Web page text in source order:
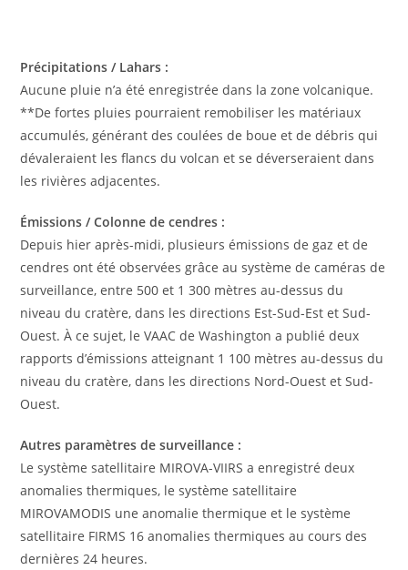
Précipitations / Lahars :
Aucune pluie n’a été enregistrée dans la zone volcanique.
**De fortes pluies pourraient remobiliser les matériaux
accumulés, générant des coulées de boue et de débris qui
dévaleraient les flancs du volcan et se déverseraient dans
les rivières adjacentes.
Émissions / Colonne de cendres :
Depuis hier après-midi, plusieurs émissions de gaz et de
cendres ont été observées grâce au système de caméras de
surveillance, entre 500 et 1 300 mètres au-dessus du
niveau du cratère, dans les directions Est-Sud-Est et Sud-
Ouest. À ce sujet, le VAAC de Washington a publié deux
rapports d’émissions atteignant 1 100 mètres au-dessus du
niveau du cratère, dans les directions Nord-Ouest et Sud-
Ouest.
Autres paramètres de surveillance :
Le système satellitaire MIROVA-VIIRS a enregistré deux
anomalies thermiques, le système satellitaire
MIROVAMODIS une anomalie thermique et le système
satellitaire FIRMS 16 anomalies thermiques au cours des
dernières 24 heures.